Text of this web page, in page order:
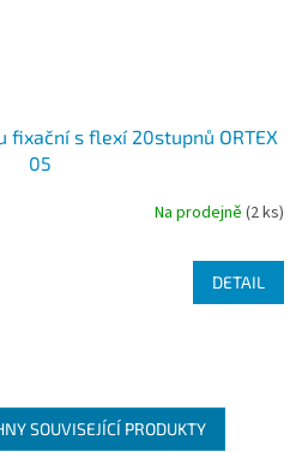
fixační s flexí 20stupnů ORTEX
05
Na prodejně (2 ks)
DETAIL
SOUVISEJÍCÍ PRODUKTY